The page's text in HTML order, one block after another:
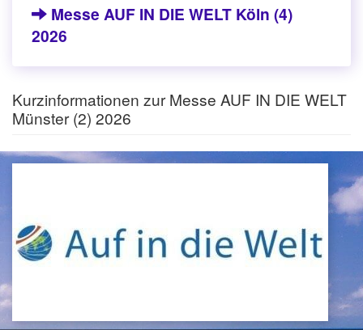
Messe AUF IN DIE WELT Köln (4)
2026
Kurzinformationen zur Messe AUF IN DIE WELT
Münster (2) 2026